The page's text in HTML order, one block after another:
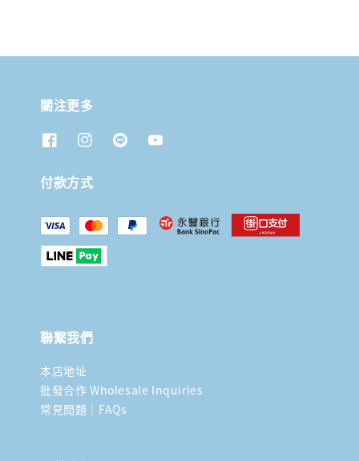
關注更多
付款方式
聯繫我們
本店地址
批發合作 Wholesale Inquiries
常見問題｜FAQs